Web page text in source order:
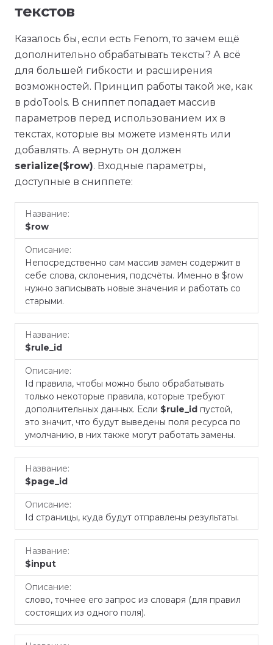
текстов
Казалось бы, если есть Fenom, то зачем ещё
дополнительно обрабатывать тексты? А всё
для большей гибкости и расширения
возможностей. Принцип работы такой же, как
в pdoTools. В сниппет попадает массив
параметров перед использованием их в
текстах, которые вы можете изменять или
добавлять. А вернуть он должен
serialize($row). Входные параметры,
доступные в сниппете:
Название
$row
Непосредственно сам массив замен содержит в
себе слова, склонения, подсчёты. Именно в $row
нужно записывать новые значения и работать со
старыми.
$rule_id
Id правила, чтобы можно было обрабатывать
только некоторые правила, которые требуют
дополнительных данных. Если $rule_id пустой,
это значит, что будут выведены поля ресурса по
умолчанию, в них также могут работать замены.
$page_id
Id страницы, куда будут отправлены результаты.
$input
слово, точнее его запрос из словаря (для правил
состоящих из одного поля).